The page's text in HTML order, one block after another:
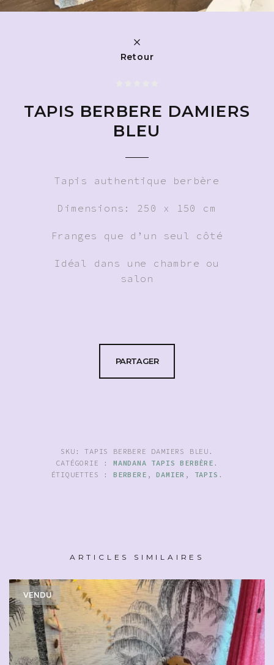
Retour
TAPIS BERBERE DAMIERS
BLEU
Tapis authentique berbère
Dimensions: 250 x 150 cm
Franges que d’un seul côté
Idéal dans une chambre ou
salon
PARTAGER
SKU:TAPIS BERBERE DAMIERS BLEU .
CATÉGORIE : MANDANA TAPIS BERBÈRE .
ÉTIQUETTES : BERBERE ,DAMIER , TAPIS .
ARTICLES SIMILAIRES
VENDU